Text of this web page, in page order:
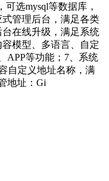
选mysql等数据库，
管理后台，满足各类
在线升级，满足系统
模型、多语言、自定
APP等功能；7、系统
自定义地址名称，满
地址：Gi